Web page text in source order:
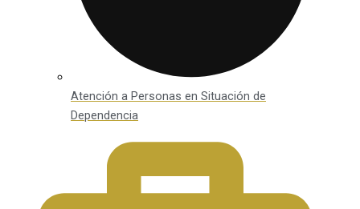
Atención a Personas en Situación de
Dependencia